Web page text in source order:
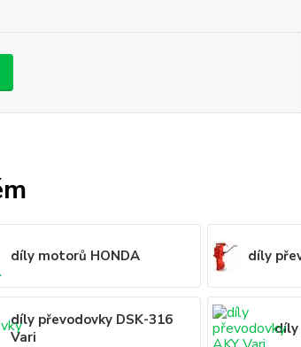
díly motorů HONDA díly
díly převodovky DSK-316
Vari
díly